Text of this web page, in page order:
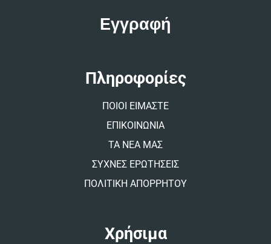
Πληροφορίες
ΠΟΙΟΙ ΕΙΜΑΣΤΕ
ΕΠΙΚΟΙΝΩΝΙΑ
ΤΑ ΝΕΑ ΜΑΣ
ΣΥΧΝΕΣ ΕΡΩΤΗΣΕΙΣ
ΠΟΛΙΤΙΚΗ ΑΠΟΡΡΗΤΟΥ
Χρήσιμα